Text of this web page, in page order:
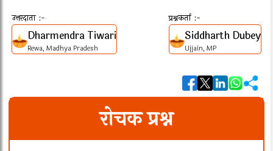
उत्तरदाता :-
Dharmendra Tiwari
Rewa, Madhya Pradesh
प्रश्नकर्ता :-
Siddharth Dubey
Ujjain, MP
रोचक प्रश्न